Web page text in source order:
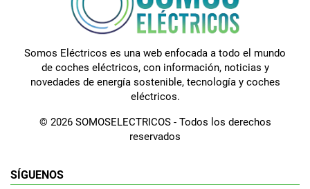
Somos Eléctricos es una web enfocada a todo el mundo
de coches eléctricos, con información, noticias y
novedades de energía sostenible, tecnología y coches
eléctricos.
© 2026 SOMOSELECTRICOS - Todos los derechos
reservados
SÍGUENOS